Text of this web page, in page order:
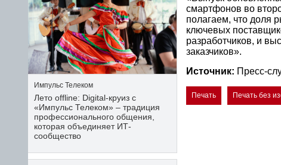
смартфонов во
полагаем, что доля
ключевых
разработчиков, и
заказчиков».
Источник: Пресс-
Печать Печать без
Импульс Телеком
Лето offline: Digital-круиз с
«Импульс Телеком» – традиция
профессионального общения,
которая объединяет ИТ-
сообщество